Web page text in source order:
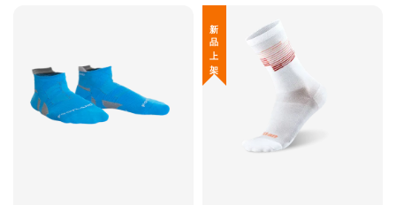
新 品 上 架